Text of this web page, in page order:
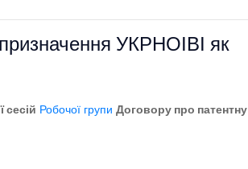
УКРНОІВІ як
Робочої групи Договору про патентну